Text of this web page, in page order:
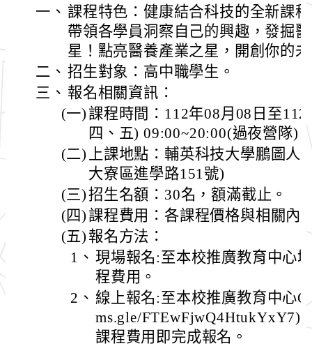
一、 課程特色：健康結合科技的全新課
帶領各學員洞察自己的興趣，發掘
星！點亮醫養產業之星，開創你的
二、 招生對象：高中職學生。
三、 報名相關資訊：
(一)課程時間：112年08月08日至
四、五) 09:00~20:00(過夜營隊)
(二) 上課地點：輔英科技大學鵬圖人
大寮區進學路151號)
(三)招生名額：30名，額滿截止。
(四)課程費用：各課程價格與相關內
(五) 報名方法：
1、 現場報名:至本校推廣教育中心
程費用。
2、 線上報名:至本校推廣教育中心
ms.gle/FTEwFjwQ4HtukYxY7)
課程費用即完成報名。